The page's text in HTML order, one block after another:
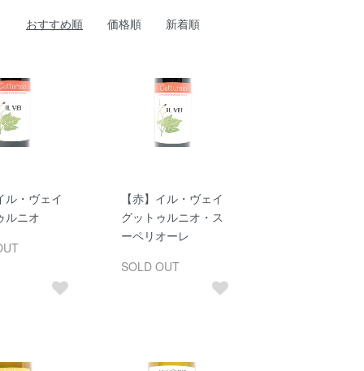
おすすめ順 価格順 新着順
ル・ヴェイ
ルニオ
【赤】イル・ヴェイ
グットゥルニオ・ス
ーペリオーレ
SOLD OUT